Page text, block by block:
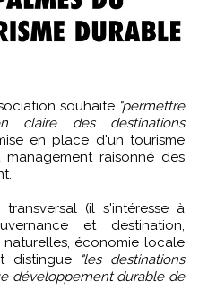
souhaite "permettre
claire des destinations
en place d'un tourisme
raisonné des
(il s'intéresse à
et destination,
économie locale
distingue
"les destinations
développement durable de